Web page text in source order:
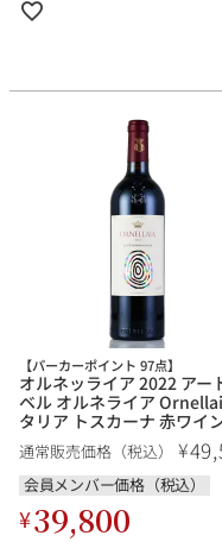
【パーカーポイント 97点】
オルネッライア 2022 アー
ベル オルネライア
タリア トスカーナ 赤ワイ
通常販売価格（税込） ¥
会員メンバー価格（税込）
¥39,800